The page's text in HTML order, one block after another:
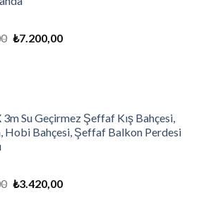
Orijinal
₺7.200,00Şu
3m Su Geçirmez Şeffaf Kış Bahçesi,
Hobi Bahçesi, Şeffaf Balkon Perdesi
Orijinal
₺3.420,00Şu